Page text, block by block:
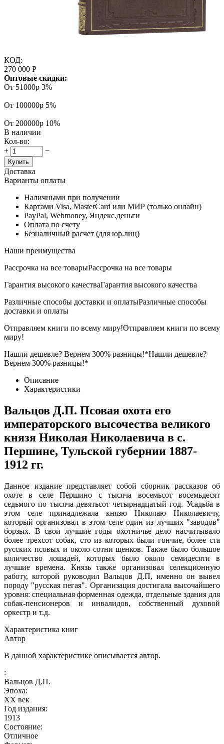
КОД:
270 000 Р
Оптовые скидки:
От 51000р 3%
От 100000р 5%
От 200000р 10%
В наличии
Кол-во:
+
−
Купить
Доставка
Варианты оплаты
Наличными при получении
Картами Visa, MasterCard или МИР (только онлайн)
PayPal, Webmoney, Яндекс.деньги
Оплата по счету
Безналичный расчет (для юр.лиц)
Наши преимущества
Рассрочка на все товарыРассрочка на все товары
Гарантия высокого качестваГарантия высокого качества
Различные способы доставки и оплатыРазличные способы
доставки и оплаты
Отправляем книги по всему миру!Отправляем книги по всему
миру!
Нашли дешевле? Вернем 300% разницы!*Нашли дешевле?
Вернем 300% разницы!*
Описание
Характеристики
Вальцов Д.П. Псовая охота его
императорского высочества великого
князя Николая Николаевича в с.
Першине, Тульской губернии 1887-
1912 гг.
Данное издание представляет собой сборник рассказов об
охоте в селе Першино с тысяча восемьсот восемьдесят
седьмого по тысяча девятьсот четырнадцатый год. Усадьба в
этом селе принадлежала князю Николаю Николаевичу,
который организовал в этом селе один из лучших "заводов"
борзых. В свои лучшие годы охотничье дело насчитывало
более трехсот собак, сто из которых были гончие, более ста
русских псовых и около сотни щенков. Также было большое
количество лошадей, которых было около семидесяти в
лучшие времена. Князь также организовал селекционную
работу, которой руководил Вальцов Д.П, именно он вывел
породу "русская пегая". Организация достигала высочайшего
уровня: специальная форменная одежда, отдельные здания для
собак-пенсионеров и инвалидов, собственный духовой
оркестр и т.д.
Характеристика книг
Автор
В данной характеристике описывается автор.
:
Вальцов Д.П.
Эпоха:
XX век
Год издания:
1913
Состояние:
Отличное